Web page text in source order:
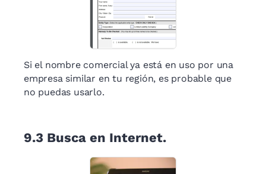
Si el nombre comercial ya está en uso por una
empresa similar en tu región, es probable que
no puedas usarlo.
9.3 Busca en Internet.